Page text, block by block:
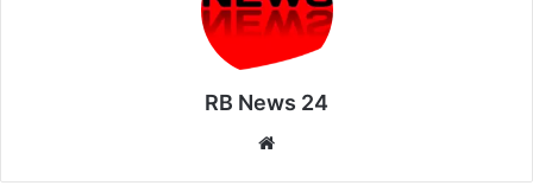
RB News 24